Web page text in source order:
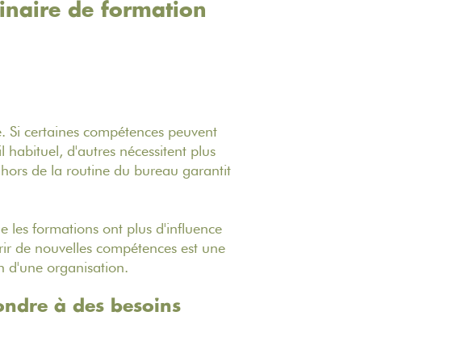
de formation
certaines compétences peuvent
d'autres nécessitent plus
de la routine du bureau garantit
les formations ont plus d'influence
de nouvelles compétences est une
d'une organisation.
à des besoins